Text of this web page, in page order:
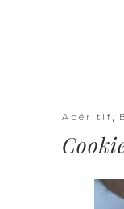
Apéritif ,